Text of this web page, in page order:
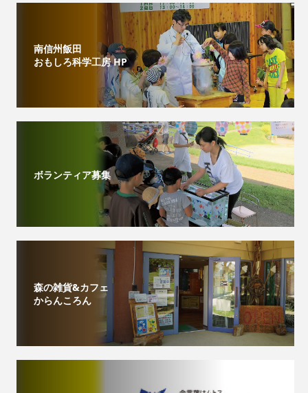
南信州飯田
おもしろ科学工房 HP
ボランティア募集
森の雑貨&カフェ
からんころん